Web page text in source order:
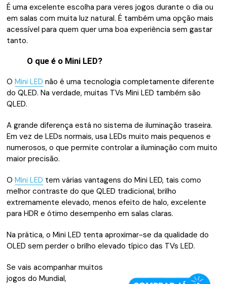
É uma excelente escolha para veres jogos durante o dia ou
em salas com muita luz natural. É também uma opção mais
acessível para quem quer uma boa experiência sem gastar
tanto.
O que é o Mini LED?
OMini LED não é uma tecnologia completamente diferente
do QLED. Na verdade, muitas TVs Mini LED também são
QLED.
A grande diferença está no sistema de iluminação traseira.
Em vez de LEDs normais, usa LEDs muito mais pequenos e
numerosos, o que permite controlar a iluminação com muito
maior precisão.
OMini LED tem várias vantagens do Mini LED, tais como
melhor contraste do que QLED tradicional, brilho
extremamente elevado, menos efeito de halo, excelente
para HDR e ótimo desempenho em salas claras.
Na prática, o Mini LED tenta aproximar-se da qualidade do
OLED sem perder o brilho elevado típico das TVs LED.
Se vais acompanhar muitos
jogos do Mundial,